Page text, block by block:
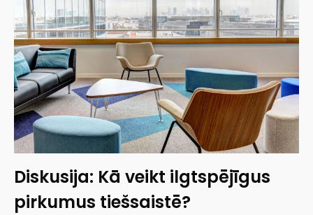
Diskusija: Kā veikt ilgtspējīgus
pirkumus tiešsaistē?